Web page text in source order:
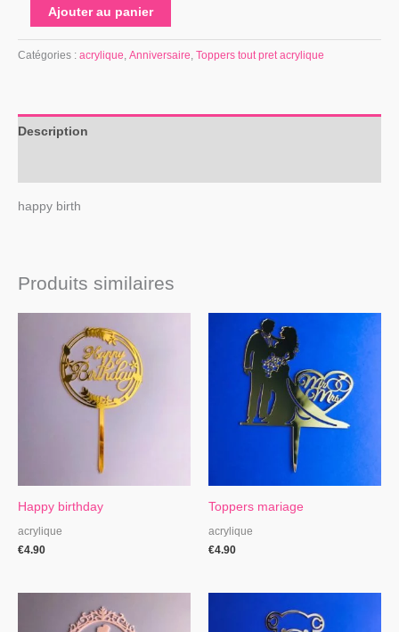
Ajouter au panier
Catégories : acrylique, Anniversaire, Toppers tout pret acrylique
Description
happy birth
Produits similaires
Happy birthday
acrylique
€4.90
Toppers mariage
acrylique
€4.90